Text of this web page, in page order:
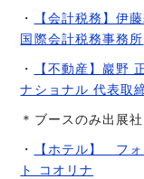
・
【会計税務】伊
国際会計税務事務所
・
【不動産】巖野
ナショナル 代表取
＊ブースのみ出展社
・
【ホテル】 フ
ト コオリナ